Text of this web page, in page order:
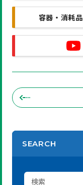
容器・消耗品
SEARCH